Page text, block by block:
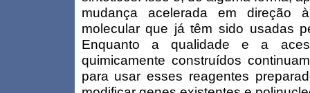
mudança acelerada em direção
molecular que já têm sido usadas
Enquanto a qualidade e a
quimicamente construídos
para usar esses reagentes